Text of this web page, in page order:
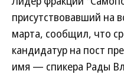
присутствовавший на
марта, сообщил, что
кандидатур на пост
имя — спикера Рады